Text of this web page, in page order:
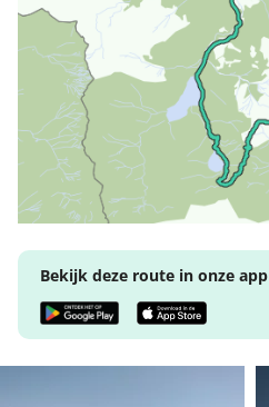
Bekijk deze route in onze app